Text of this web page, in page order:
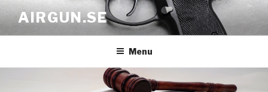
Skip
to
content
AIRGUN.SE
Menu